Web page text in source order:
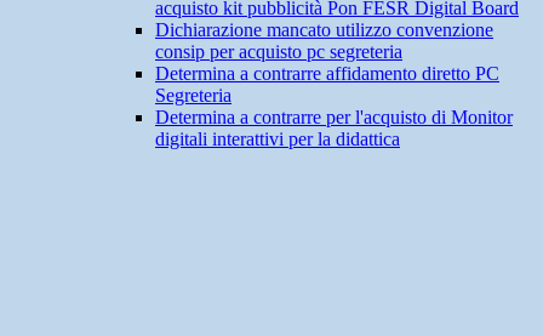
acquisto kit pubblicità Pon FESR Digital Board
Dichiarazione mancato utilizzo convenzione
consip per acquisto pc segreteria
Determina a contrarre affidamento diretto PC
Segreteria
Determina a contrarre per l'acquisto di Monitor
digitali interattivi per la didattica